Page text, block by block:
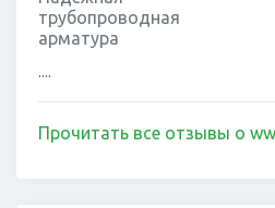
трубопроводная
арматура
Прочитать все отзывы о